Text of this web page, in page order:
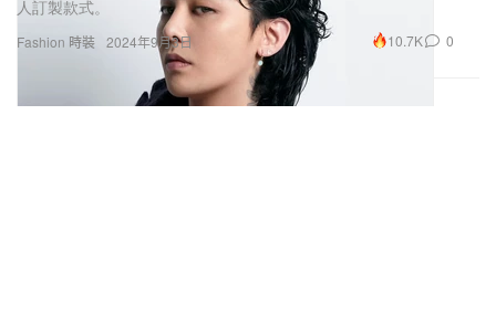
Fashion 時裝
人訂製款式。
2024年9月3日 10.7K 0